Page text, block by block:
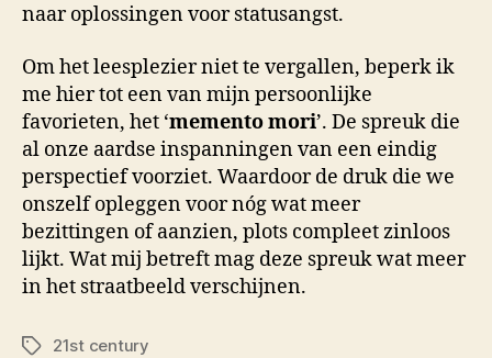
naar oplossingen voor statusangst.
Om het leesplezier niet te vergallen, beperk ik
me hier tot een van mijn persoonlijke
favorieten, het ‘memento mori’. De spreuk die
al onze aardse inspanningen van een eindig
perspectief voorziet. Waardoor de druk die we
onszelf opleggen voor nóg wat meer
bezittingen of aanzien, plots compleet zinloos
lijkt. Wat mij betreft mag deze spreuk wat meer
in het straatbeeld verschijnen.
Tags21st century